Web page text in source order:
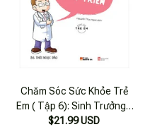
Chăm Sóc Sức Khỏe Trẻ
Em ( Tập 6): Sinh Trưởng -
Phát Triển
$21.99 USD